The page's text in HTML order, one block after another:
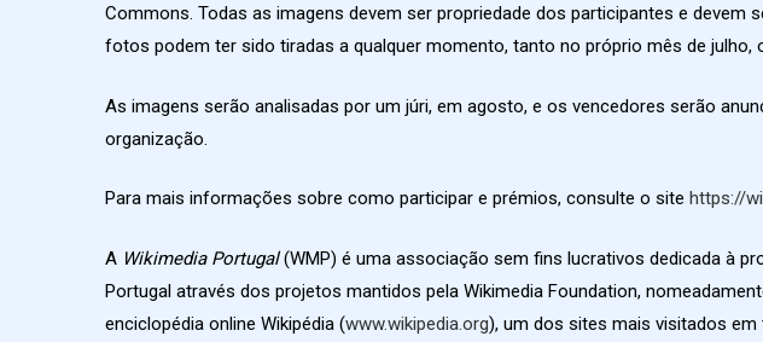
Commons. Todas as imagens devem ser propriedade dos participantes e devem
fotos podem ter sido tiradas a qualquer momento, tanto no próprio mês de julho,
As imagens serão analisadas por um júri, em agosto, e os vencedores serão
organização.
Para mais informações sobre como participar e prémios, consulte o site https://
A Wikimedia Portugal(WMP) é uma associação sem fins lucrativos dedicada à
Portugal através dos projetos mantidos pela Wikimedia Foundation,
enciclopédia online Wikipédia (www.wikipedia.org), um dos sites mais visitados